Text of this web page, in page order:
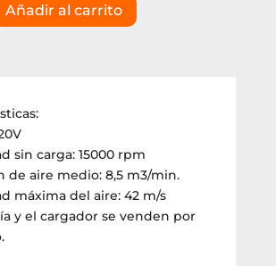
Añadir al carrito
sin carga: 15000 rpm
de aire medio: 8,5 m3/min.
máxima del aire: 42 m/s
y el cargador se venden por